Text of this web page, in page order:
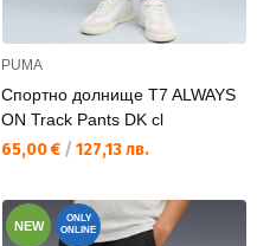
PUMA
Спортно долнище T7 ALWAYS
ON Track Pants DK cl
Текуща цена:
65,00 € / 127,13 лв.
NEW
ONLY
ONLINE